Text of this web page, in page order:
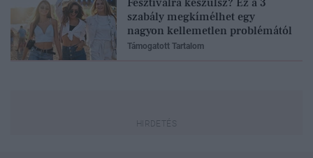
szabály megkímélhet egy
nagyon kellemetlen problémától
Támogatott Tartalom